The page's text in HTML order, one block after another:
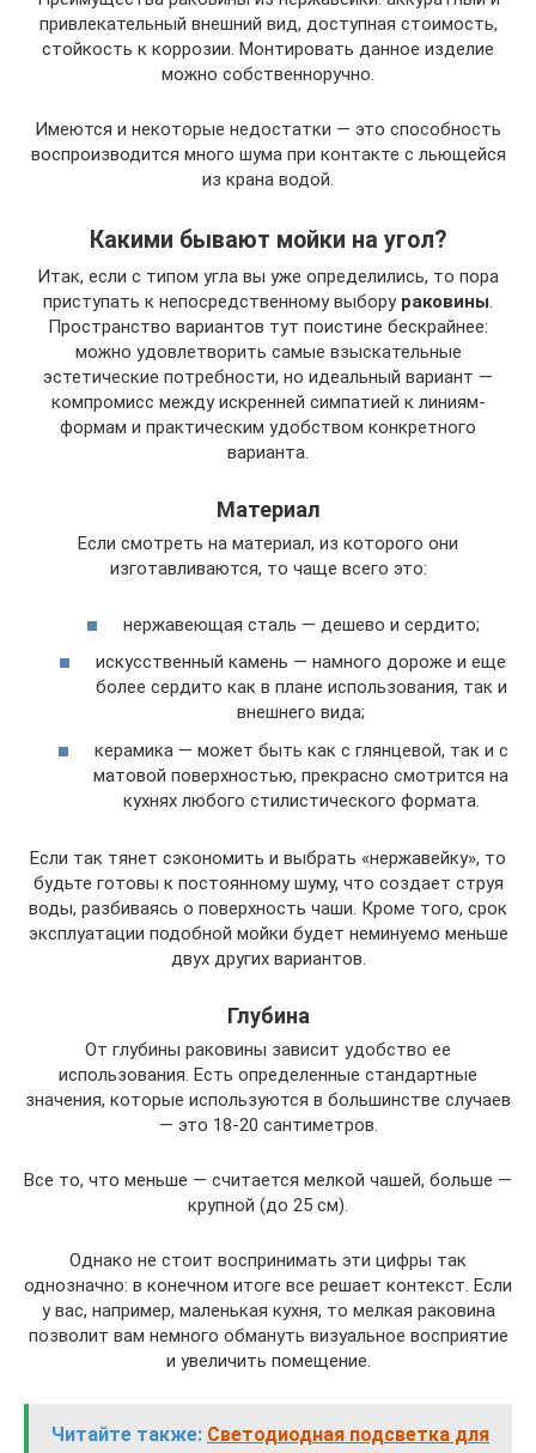
привлекательный внешний вид, доступная стоимость,
стойкость к коррозии. Монтировать данное изделие
можно собственноручно.
Имеются и некоторые недостатки — это способность
воспроизводится много шума при контакте с льющейся
из крана водой.
Какими бывают мойки на угол?
Итак, если с типом угла вы уже определились, то пора
приступать к непосредственному выбору раковины.
Пространство вариантов тут поистине бескрайнее:
можно удовлетворить самые взыскательные
эстетические потребности, но идеальный вариант —
компромисс между искренней симпатией к линиям-
формам и практическим удобством конкретного
варианта.
Материал
Если смотреть на материал, из которого они
изготавливаются, то чаще всего это:
нержавеющая сталь — дешево и сердито;
искусственный камень — намного дороже и еще
более сердито как в плане использования, так и
внешнего вида;
керамика — может быть как с глянцевой, так и с
матовой поверхностью, прекрасно смотрится на
кухнях любого стилистического формата.
Если так тянет сэкономить и выбрать «нержавейку», то
будьте готовы к постоянному шуму, что создает струя
воды, разбиваясь о поверхность чаши. Кроме того, срок
эксплуатации подобной мойки будет неминуемо меньше
двух других вариантов.
Глубина
От глубины раковины зависит удобство ее
использования. Есть определенные стандартные
значения, которые используются в большинстве случаев
— это 18-20 сантиметров.
Все то, что меньше — считается мелкой чашей, больше —
крупной (до 25 см).
Однако не стоит воспринимать эти цифры так
однозначно: в конечном итоге все решает контекст. Если
у вас, например, маленькая кухня, то мелкая раковина
позволит вам немного обмануть визуальное восприятие
и увеличить помещение.
Читайте также: Светодиодная подсветка для